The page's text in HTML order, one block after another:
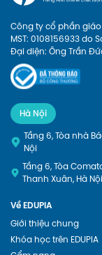
Công ty cổ phần
MST: 0108156933 do
Đại diện: Ông Trần
Hà Nội
Tầng 6, Tòa nhà
Nội
Tầng 6, Tòa
Thanh Xuân, Hà Nội
Về EDUPIA
Giới thiệu chung
Khóa học trên EDUPIA